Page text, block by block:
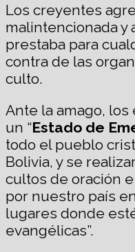
Los creyentes
malintencionada y
prestaba para
contra de las
culto.
Ante la amago,
un “Estado de
todo el pueblo
Bolivia, y se
cultos de oración
por nuestro país
lugares donde
evangélicas”.